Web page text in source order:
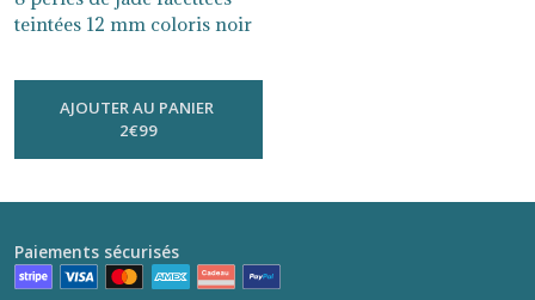
teintées 12 mm coloris noir
AJOUTER AU PANIER
2€99
Paiements sécurisés